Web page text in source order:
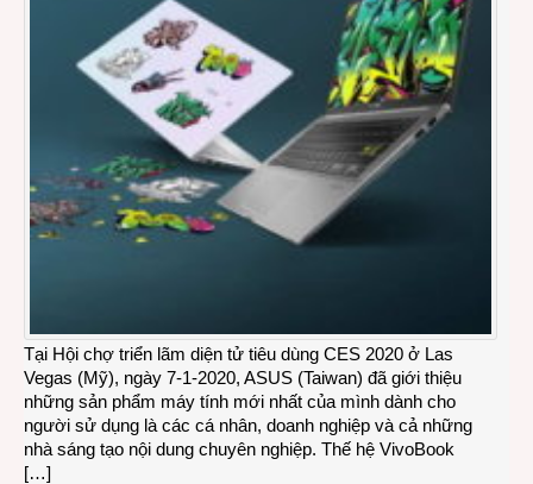
Tại Hội chợ triển lãm diện tử tiêu dùng CES 2020 ở Las
Vegas (Mỹ), ngày 7-1-2020, ASUS (Taiwan) đã giới thiệu
những sản phẩm máy tính mới nhất của mình dành cho
người sử dụng là các cá nhân, doanh nghiệp và cả những
nhà sáng tạo nội dung chuyên nghiệp. Thế hệ VivoBook
[…]